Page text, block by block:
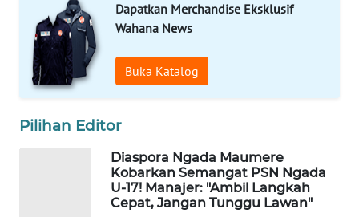
Dapatkan Merchandise Eksklusif
Wahana News
Buka Katalog
Pilihan Editor
Diaspora Ngada Maumere
Kobarkan Semangat PSN Ngada
U-17! Manajer: "Ambil Langkah
Cepat, Jangan Tunggu Lawan"
MARTABAT
NET
PLN